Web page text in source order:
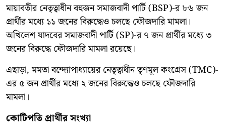
মায়াবতীর নেতৃত্বাধীন বহুজন সমাজবাদী পার্টি (BSP)-র ৮৬ জন
প্রার্থীর মধ্যে ১১ জনের বিরুদ্ধেও চলছে ফৌজদারি মামলা।
অখিলেশ যাদবের সমাজবাদী পার্টি (SP)-র ৭ জন প্রার্থীর মধ্যে ৩
জনের বিরুদ্ধে ফৌজদারি মামলা রয়েছে।
এছাড়া, মমতা বন্দ্যোপাধ্যায়ের নেতৃত্বাধীন তৃণমূল কংগ্রেস (TMC)-
এর ৫ জন প্রার্থীর মধ্যে ২ জনের বিরুদ্ধেও চলছে ফৌজদারি
মামলা।
কোটিপতি প্রার্থীর সংখ্যা